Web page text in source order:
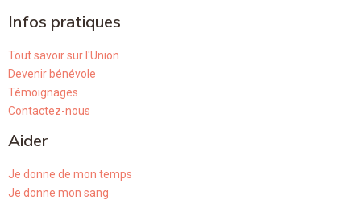
Infos pratiques
Tout savoir sur l'Union
Devenir bénévole
Témoignages
Contactez-nous
Aider
Je donne de mon temps
Je donne mon sang